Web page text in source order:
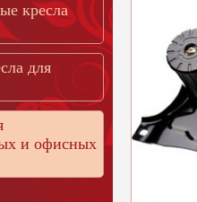
кресла
для
и офисных